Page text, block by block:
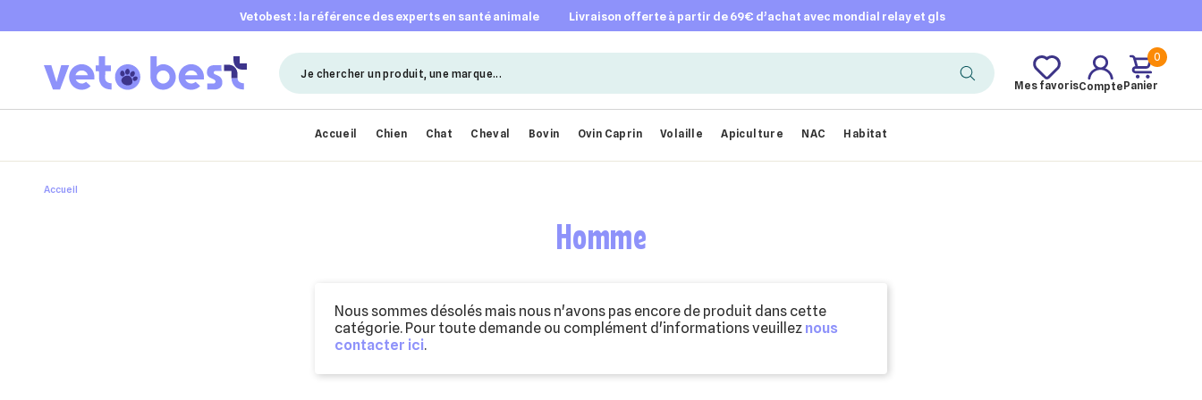
vetobest : la référence des experts en santé animale livraison offerte à partir de 69€ d’achat avec mondial relay et gls
Mes favorisCompte
0
Panier
Accueil Chien Chat Cheval Bovin Ovin Caprin Volaille Apiculture NAC Habitat
Accueil
Homme
Nous sommes désolés mais nous n'avons pas encore de produit dans cette
catégorie. Pour toute demande ou complément d'informations veuillez nous
contacter ici.